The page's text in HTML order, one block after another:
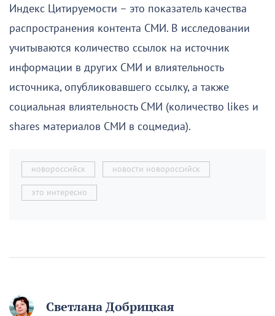
Индекс Цитируемости – это показатель качества
распространения контента СМИ. В исследовании
учитываются количество ссылок на источник
информации в других СМИ и влиятельность
источника, опубликовавшего ссылку, а также
социальная влиятельность СМИ (количество likes и
shares материалов СМИ в соцмедиа).
новороссийск новости новороссийск
это интересно
Светлана Добрицкая